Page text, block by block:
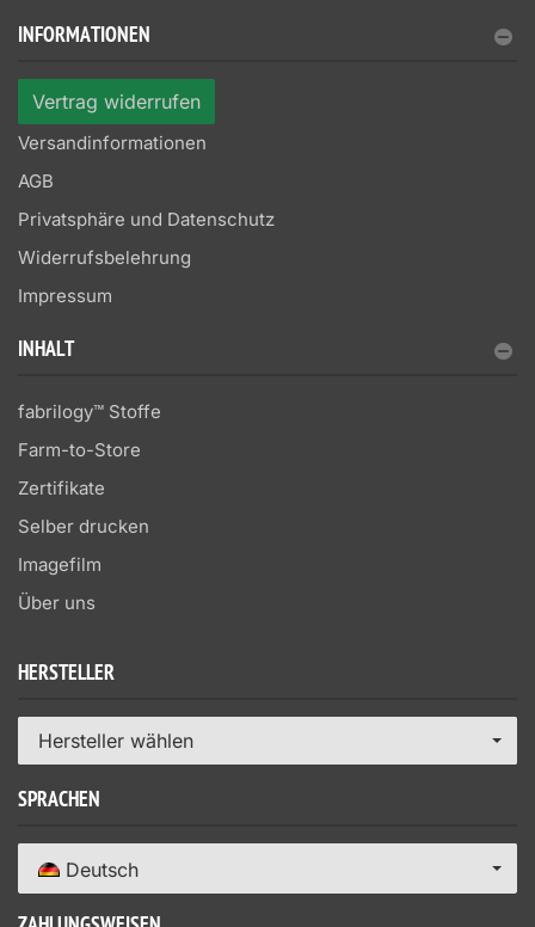
INFORMATIONEN
Vertrag widerrufen
Versandinformationen
AGB
Privatsphäre und Datenschutz
Widerrufsbelehrung
Impressum
INHALT
fabrilogy™ Stoffe
Farm-to-Store
Zertifikate
Selber drucken
Imagefilm
Über uns
HERSTELLER
Hersteller wählen
SPRACHEN
Deutsch